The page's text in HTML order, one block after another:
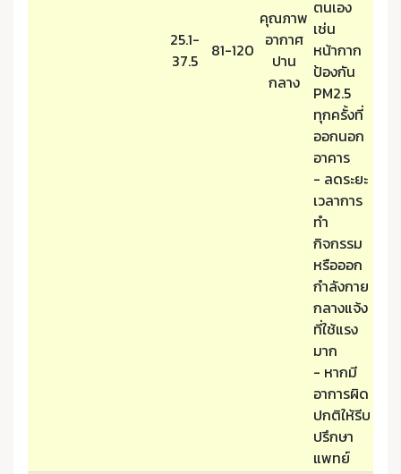
25.1-
37.5
81-120
คุณภาพ
อากาศ
ปาน
กลาง
ตนเอง
เช่น
หน้ากาก
ป้องกัน
PM2.5
ทุกครั้งที่
ออกนอก
อาคาร
- ลดระยะ
เวลาการ
ทำ
กิจกรรม
หรือออก
กำลังกาย
กลางแจ้ง
ที่ใช้แรง
มาก
- หากมี
อาการผิด
ปกติให้รีบ
ปรึกษา
แพทย์